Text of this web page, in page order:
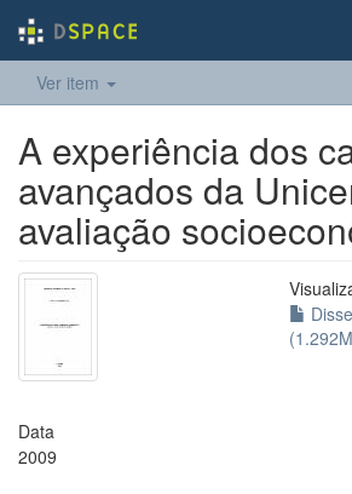
Ver item
A experiência dos
avançados da
avaliação
Data
2009